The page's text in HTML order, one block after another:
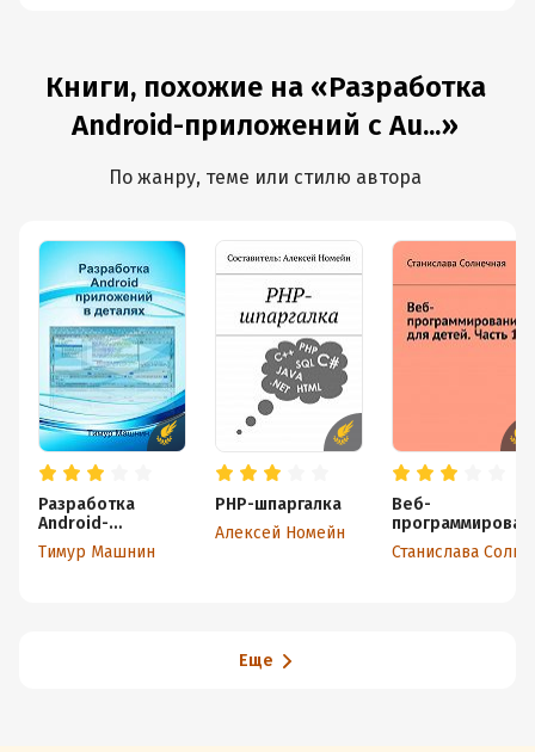
Книги, похожие на «Разработка
Android-приложений с Au...»
По жанру, теме или стилю автора
Разработка
Android-
приложений
в деталях
Тимур Машнин
PHP-шпаргалка
Алексей Номейн
Веб-
программирован
ие для детей.
Часть 1
Еще